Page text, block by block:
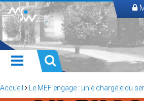
Accueil Le MEF engage : un.e chargé.e du